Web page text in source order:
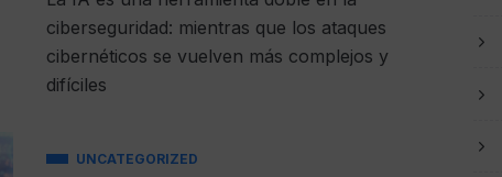
ciberseguridad: mientras que los ataques
cibernéticos se vuelven más complejos y
difíciles
UNCATEGORIZED